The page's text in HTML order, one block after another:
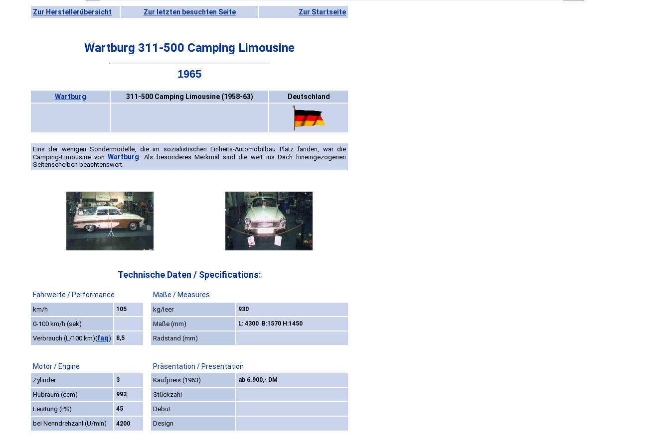
Zur Herstellerübersicht Zur letzten besuchten Seite Zur Startseite
Wartburg 311-500 Camping Limousine
1965
Wartburg 311-500 Camping Limousine (1958-63) Deutschland
Eins der wenigen Sondermodelle, die im sozialistischen Einheits-Automobilbau Platz fanden, war die
Camping-Limousine vonWartburg. Als besonderes Merkmal sind die weit ins Dach hineingezogenen
Seitenscheiben beachtenswert.
Technische Daten / Specifications:
Fahrwerte / Performance Maße / Measures
km/h 105 kg/leer 930
0-100 km/h (sek) Maße (mm) L: 4300 B:1570 H:1450
Verbrauch (L/100 km)(faq) 8,5 Radstand (mm)
Motor / Engine Präsentation / Presentation
Zylinder 3 Kaufpreis (1963) ab 6.900,- DM
Hubraum (ccm) 992
Stückzahl
Leistung (PS)
45
Debüt
bei Nenndrehzahl (U/min)
4200 Design